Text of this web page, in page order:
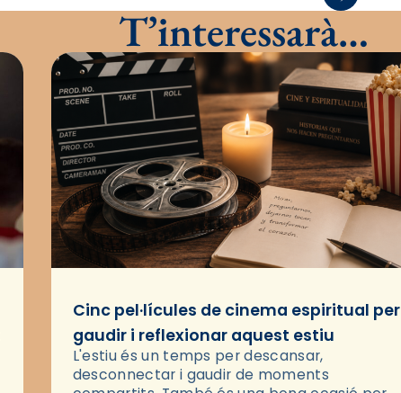
T’interessarà…
Cinc pel·lícules de cinema espiritual per
gaudir i reflexionar aquest estiu
L'estiu és un temps per descansar,
desconnectar i gaudir de moments